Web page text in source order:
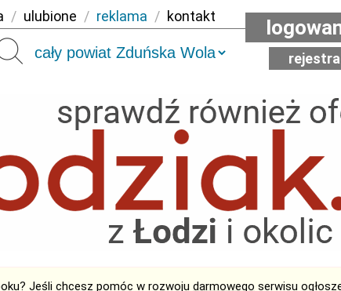
/ ulubione / reklama / kontakt
Szukaj
Jeśli chcesz pomóc w rozwoju darmowego serwisu